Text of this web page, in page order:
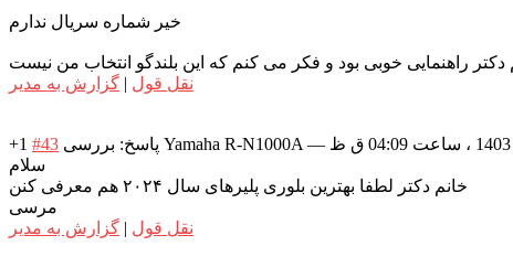
خیر شماره سریال ندارم
نقل قول | گزارش به مدیر
+1 #43 پاسخ: بررسی Yamaha R-N1000A —
سلام
خانم دکتر لطفا بهترین بلوری پلیرهای سال ۲۰۲۴ هم معرفی کنن
مرسی
نقل قول | گزارش به مدیر